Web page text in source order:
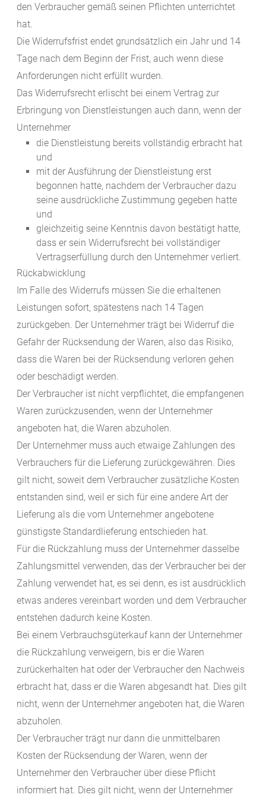
den Verbraucher gemäß seinen Pflichten unterrichtet
hat.
Die Widerrufsfrist endet grundsätzlich ein Jahr und 14
Tage nach dem Beginn der Frist, auch wenn diese
Anforderungen nicht erfüllt wurden.
Das Widerrufsrecht erlischt bei einem Vertrag zur
Erbringung von Dienstleistungen auch dann, wenn der
Unternehmer
die Dienstleistung bereits vollständig erbracht hat
und
mit der Ausführung der Dienstleistung erst
begonnen hatte, nachdem der Verbraucher dazu
seine ausdrückliche Zustimmung gegeben hatte
und
gleichzeitig seine Kenntnis davon bestätigt hatte,
dass er sein Widerrufsrecht bei vollständiger
Vertragserfüllung durch den Unternehmer verliert.
Rückabwicklung
Im Falle des Widerrufs müssen Sie die erhaltenen
Leistungen sofort, spätestens nach 14 Tagen
zurückgeben. Der Unternehmer trägt bei Widerruf die
Gefahr der Rücksendung der Waren, also das Risiko,
dass die Waren bei der Rücksendung verloren gehen
oder beschädigt werden.
Der Verbraucher ist nicht verpflichtet, die empfangenen
Waren zurückzusenden, wenn der Unternehmer
angeboten hat, die Waren abzuholen.
Der Unternehmer muss auch etwaige Zahlungen des
Verbrauchers für die Lieferung zurückgewähren. Dies
gilt nicht, soweit dem Verbraucher zusätzliche Kosten
entstanden sind, weil er sich für eine andere Art der
Lieferung als die vom Unternehmer angebotene
günstigste Standardlieferung entschieden hat.
Für die Rückzahlung muss der Unternehmer dasselbe
Zahlungsmittel verwenden, das der Verbraucher bei der
Zahlung verwendet hat, es sei denn, es ist ausdrücklich
etwas anderes vereinbart worden und dem Verbraucher
entstehen dadurch keine Kosten.
Bei einem Verbrauchsgüterkauf kann der Unternehmer
die Rückzahlung verweigern, bis er die Waren
zurückerhalten hat oder der Verbraucher den Nachweis
erbracht hat, dass er die Waren abgesandt hat. Dies gilt
nicht, wenn der Unternehmer angeboten hat, die Waren
abzuholen.
Der Verbraucher trägt nur dann die unmittelbaren
Kosten der Rücksendung der Waren, wenn der
Unternehmer den Verbraucher über diese Pflicht
informiert hat. Dies gilt nicht, wenn der Unternehmer